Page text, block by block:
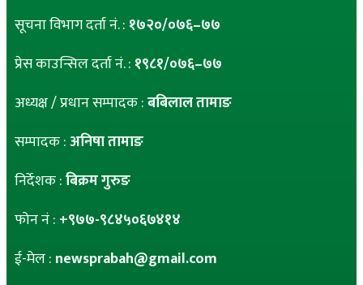
सूचना विभाग दर्ता नं. : १७२०/०७६–७७
प्रेस काउन्सिल दर्ता नं. : १९८१/०७६–७७
अध्यक्ष / प्रधान सम्पादक :बबिलाल तामाङ
सम्पादक :अनिषा तामाङ
निर्देशक :बिक्रम गुरुङ
फोन नं : +९७७-९८४५०६७४१४
ई-मेल : newsprabah@gmail.com